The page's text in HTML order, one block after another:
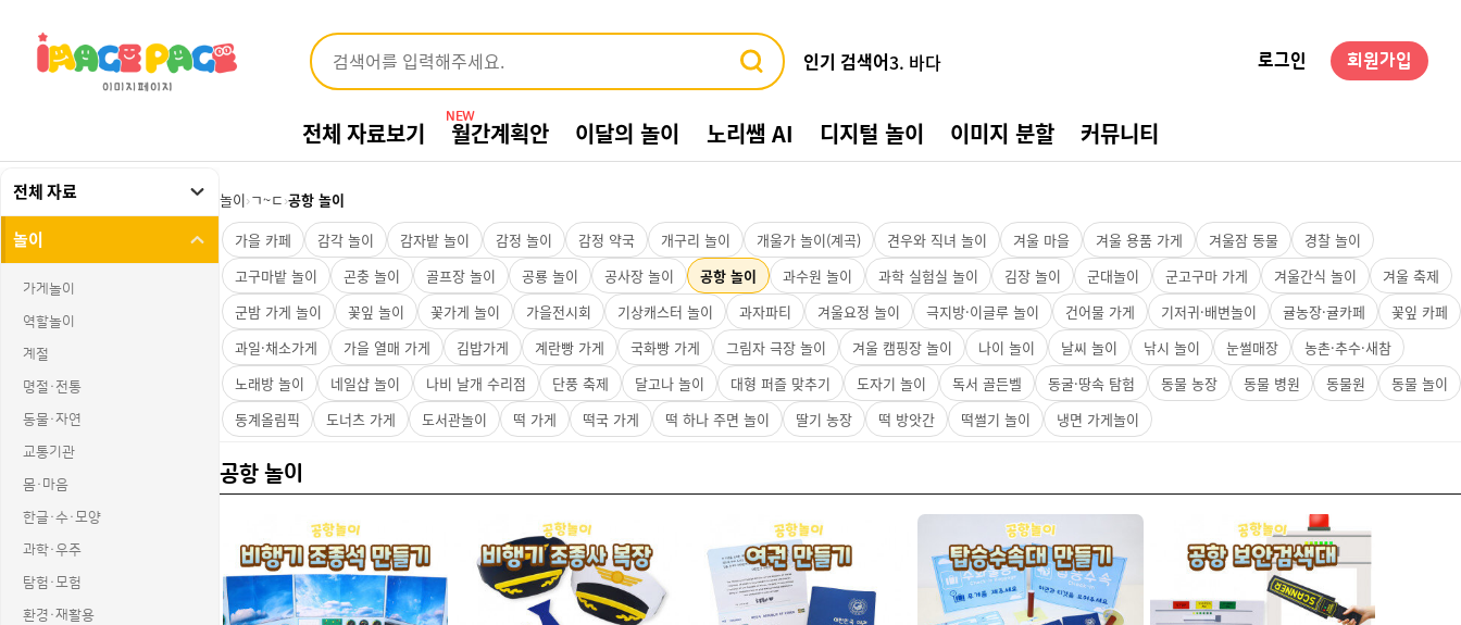
인기 검색어3. 바다
6. 수박
7. 여름환경구성
10. 수영장
1. 여름
2. 놀이
로그인 회원가입
전체 자료보기 NEW
월간계획안 이달의 놀이 노리쌤 AI 디지털 놀이 이미지 분할 커뮤니티
전체 자료
놀이
가게놀이
역할놀이
계절
명절·전통
동물·자연
교통기관
몸·마음
한글·수·모양
과학·우주
탐험·모험
환경·재활용
놀이›ㄱ~ㄷ›공항 놀이
가을 카페
감각 놀이 감자밭 놀이 감정 놀이 감정 약국 개구리 놀이 개울가 놀이(계곡) 견우와 직녀 놀이 겨울 마을 겨울 용품 가게 겨울잠 동물
경찰 놀이
고구마밭 놀이
곤충 놀이 골프장 놀이 공룡 놀이 공사장 놀이 공항 놀이 과수원 놀이 과학 실험실 놀이 김장 놀이 군대놀이 군고구마 가게 겨울간식 놀이
겨울 축제
군밤 가게 놀이
꽃잎 놀이 꽃가게 놀이 가을전시회 기상캐스터 놀이 과자파티 겨울요정 놀이 극지방·이글루 놀이 건어물 가게 기저귀·배변놀이 귤농장·귤카페
꽃잎 카페
과일·채소가게
가을 열매 가게 김밥가게 계란빵 가게 국화빵 가게 그림자 극장 놀이 겨울 캠핑장 놀이 나이 놀이 날씨 놀이 낚시 놀이 눈썰매장
농촌·추수·새참
노래방 놀이
네일샵 놀이 나비 날개 수리점 단풍 축제 달고나 놀이 대형 퍼즐 맞추기 도자기 놀이 독서 골든벨 동굴·땅속 탐험 동물 농장 동물 병원 동물원
동물 놀이
동계올림픽
도너츠 가게 도서관놀이 떡 가게 떡국 가게 떡 하나 주면 놀이 딸기 농장 떡 방앗간 떡썰기 놀이 냉면 가게놀이
공항 놀이